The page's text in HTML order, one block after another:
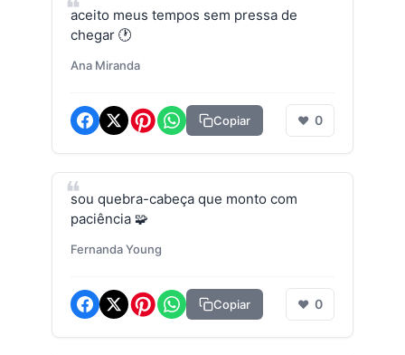
aceito meus tempos sem pressa de
chegar 🕐
Ana Miranda
Copiar ❤ 0
sou quebra-cabeça que monto com
paciência 🧩
Fernanda Young
Copiar ❤ 0